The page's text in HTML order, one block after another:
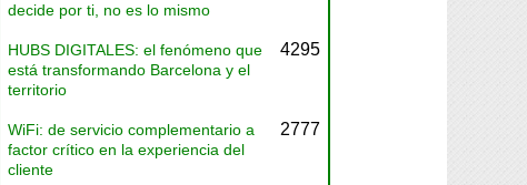
decide por ti, no es lo mismo
HUBS DIGITALES: el fenómeno que
está transformando Barcelona y el
territorio
4295
WiFi: de servicio complementario a
factor crítico en la experiencia del
cliente
2777